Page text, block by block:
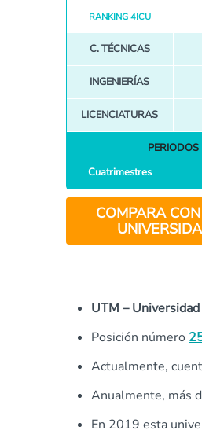
RANKING 4ICU
C. TÉCNICAS
INGENIERÍAS
LICENCIATURAS
PERIODOS
Cuatrimestres
COMPARA
UTM –
Posición número
Actualmente,
Anualmente, más
En 2019 esta